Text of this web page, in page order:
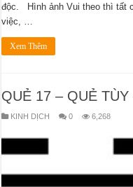
độc. Hình ảnh Vui theo thì tất
việc, …
Xem Thêm
QUẺ 17 – QUẺ
KINH DỊCH 0 6,268